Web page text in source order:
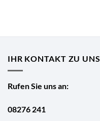
IHR KONTAKT ZU UNS
Rufen Sie uns an:
08276 241